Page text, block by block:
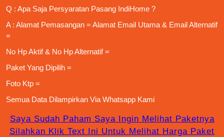
Q : Apa Saja Persyaratan Pasang IndiHome ?
A : Alamat Pemasangan = Alamat Email Utama & Email Alternatif
=
No Hp Aktif & No Hp Alternatif =
Paket Yang Dipilih =
Foto Ktp =
Semua Data Dilampirkan Via Whatsapp Kami
Saya Sudah Paham Saya Ingin Melihat Paketnya
Silahkan Klik Text Ini Untuk Melihat Harga Paket